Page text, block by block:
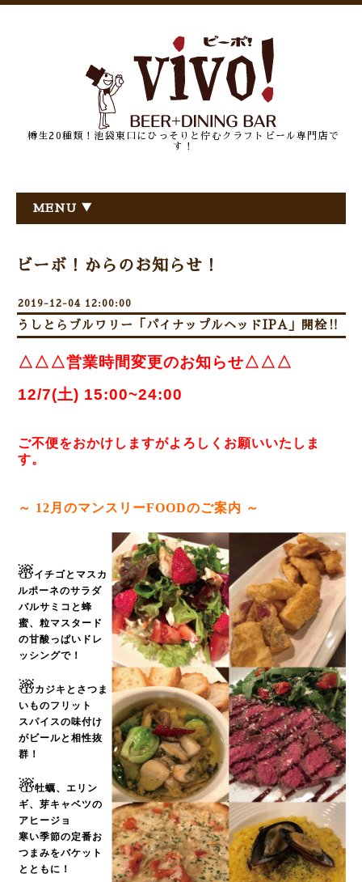
樽生20種類！池袋東口にひっそりと佇むクラフトビール専門店で
す！
MENU ▼
ビーボ！からのお知らせ！
2019-12-04 12:00:00
うしとらブルワリー「パイナップルヘッドIPA」開栓‼
△△△営業時間変更のお知らせ△△△
12/7(土) 15:00~24:00
ご不便をおかけしますがよろしくお願いいたしま
す。
～ 12 月のマンスリーFOODのご案内 ～
☃イチゴとマスカ
ルポーネのサラダ
バルサミコと蜂
蜜、粒マスタード
の甘酸っぱいドレ
ッシングで！
☃カジキとさつま
いものフリット
スパイスの味付け
がビールと相性抜
群！
☃牡蠣、エリン
ギ、芽キャベツの
アヒージョ
寒い季節の定番お
つまみをバケット
とともに！